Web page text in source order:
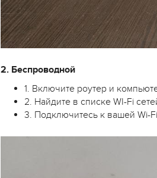
2. Беспроводной
1. Включите роутер и
2. Найдите в списке WI-Fi
3. Подключитесь к вашей Wi-